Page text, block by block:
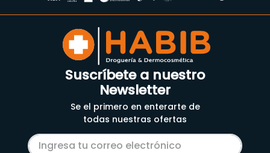
Suscríbete a nuestro
Newsletter
Se el primero en enterarte de
todas nuestras ofertas